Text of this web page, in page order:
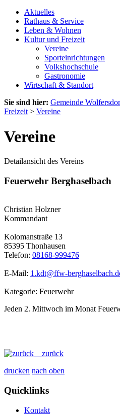
Aktuelles
Rathaus & Service
Leben & Wohnen
Kultur und Freizeit
Vereine
Sporteinrichtungen
Volkshochschule
Gastronomie
Wirtschaft & Standort
Sie sind hier: Gemeinde
Freizeit > Vereine
Vereine
Detailansicht des Vereins
Feuerwehr Berghaselbach
Christian Holzner
Kommandant
Kolomanstraße 13
85395 Thonhausen
Telefon: 08168-999476
E-Mail: 1.kdt@ffw-
Kategorie: Feuerwehr
Jeden 2. Mittwoch im Monat
zurück
drucken nach oben
Quicklinks
Kontakt